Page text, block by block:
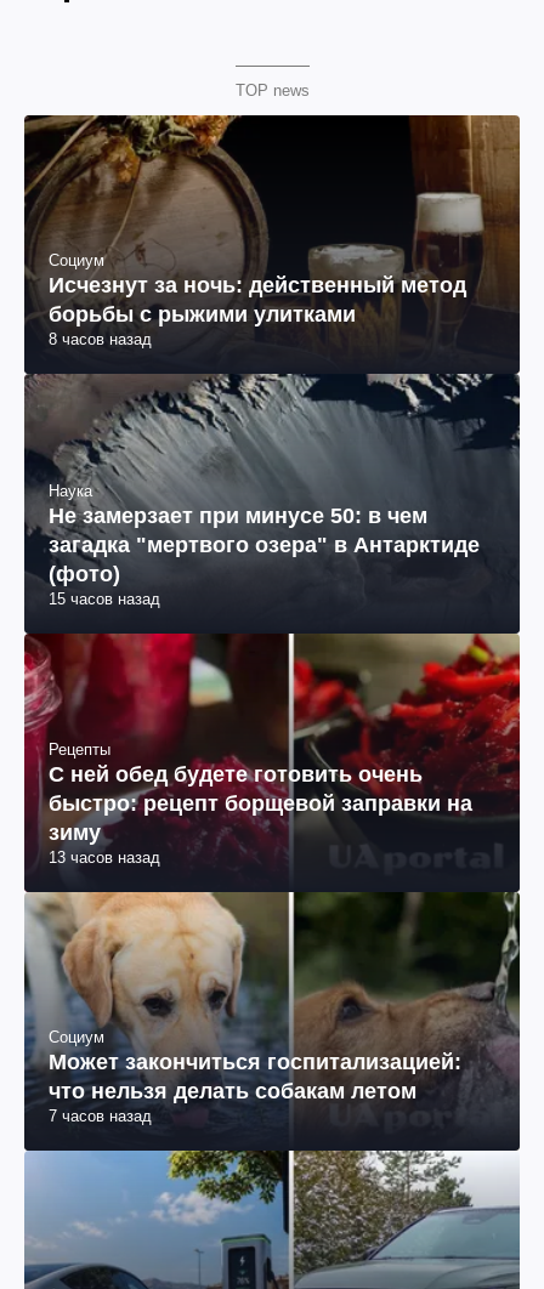
TOP news
Социум
Исчезнут за ночь: действенный метод
борьбы с рыжими улитками
8 часов назад
Наука
Не замерзает при минусе 50: в чем
загадка "мертвого озера" в Антарктиде
(фото)
15 часов назад
Рецепты
С ней обед будете готовить очень
быстро: рецепт борщевой заправки на
зиму
13 часов назад
Социум
Может закончиться госпитализацией:
что нельзя делать собакам летом
7 часов назад